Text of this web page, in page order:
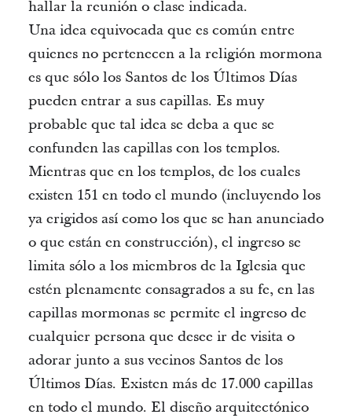
hallar la reunión o clase indicada.
Una idea equivocada que es común entre
quienes no pertenecen a la religión mormona
es que sólo los Santos de los Últimos Días
pueden entrar a sus capillas. Es muy
probable que tal idea se deba a que se
confunden las capillas con los templos.
Mientras que en los templos, de los cuales
existen 151 en todo el mundo (incluyendo los
ya erigidos así como los que se han anunciado
o que están en construcción), el ingreso se
limita sólo a los miembros de la Iglesia que
estén plenamente consagrados a su fe, en las
capillas mormonas se permite el ingreso de
cualquier persona que desee ir de visita o
adorar junto a sus vecinos Santos de los
Últimos Días. Existen más de 17.000 capillas
en todo el mundo. El diseño arquitectónico